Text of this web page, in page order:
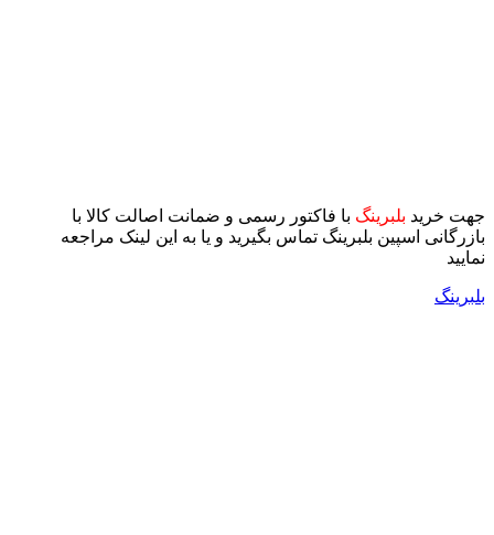
جهت خرید بلبرینگ با فاکتور رسمی و ضمانت اصالت کالا با
بازرگانی اسپین بلبرینگ تماس بگیرید و یا به این لینک مراجعه
نمایید
بلبرینگ